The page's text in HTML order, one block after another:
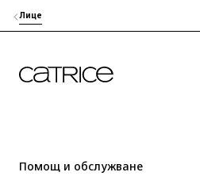
Лице
Помощ и обслужване